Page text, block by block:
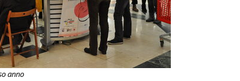
anno